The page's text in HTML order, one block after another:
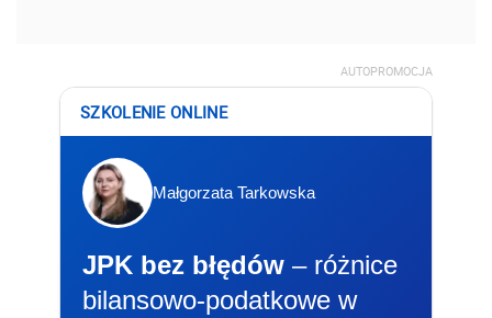
AUTOPROMOCJA
SZKOLENIE ONLINE
Małgorzata Tarkowska
JPK bez błędów – różnice
bilansowo-podatkowe w